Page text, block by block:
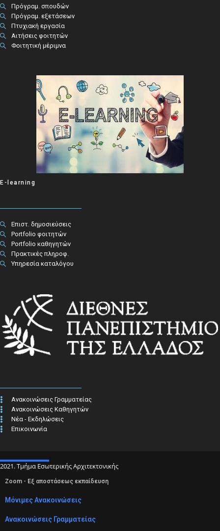
Πρόγραμ. σπουδών
Πρόγραμ. εξετάσεων
Πτυχιακή εργασία
Αιτήσεις φοιτητών
Φοιτητική μέριμνα
E-learning
Επιστ. δημοσιεύσεις
Portfolio φοιτητών
Portfolio καθηγητών
Πρακτικές πληροφ.​
Υπηρεσία καταλόγου
Ανακοινώσεις Γραμματείας
Ανακοινώσεις Καθηγητών
Νέα - Εκδηλώσεις
Επικοινωνία
2021. Τμήμα Εσωτερικής Αρχιτεκτονικής
Zoom - Εξ αποστάσεως εκπαίδευση
Μόνιμες Ανακοινώσεις
Ανακοινώσεις Γραμματείας